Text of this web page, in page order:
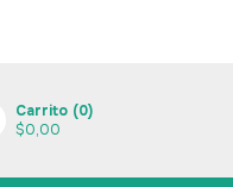
Carrito (0)
$0,00